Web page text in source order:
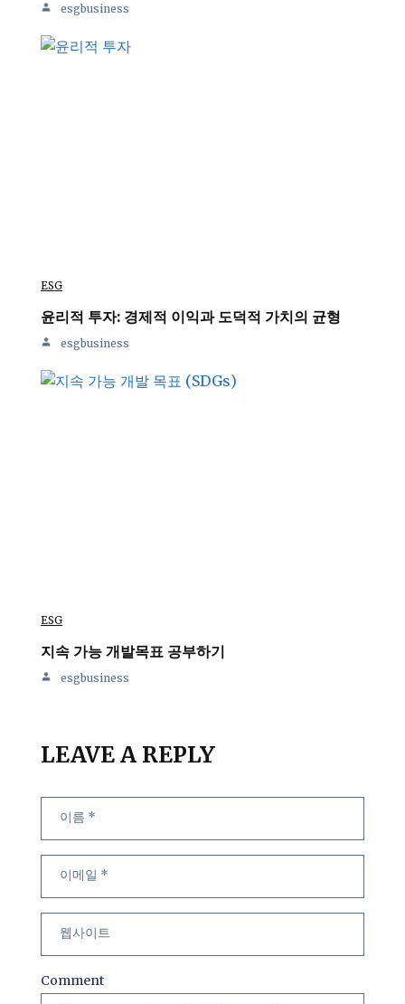
esgbusiness
ESG
윤리적 투자: 경제적 이익과 도덕적 가치의 균형
esgbusiness
ESG
지속 가능 개발목표 공부하기
esgbusiness
LEAVE A REPLY
Comment